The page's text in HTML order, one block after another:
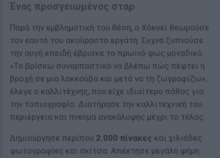
Ένας προσγειωμένος σταρ
Παρά την εμβληματική του θέση, ο Χόκνεϊ θεωρούσε
τον εαυτό του ακούραστο εργάτη. Συχνά ξυπνούσε
την αυγή επειδή έβρισκε το πρωινό φως μοναδικό.
«Το βρίσκω συναρπαστικό να βλέπω πώς πέφτει η
βροχή σε μια λακκούβα και μετά να τη ζωγραφίζω»,
έλεγε ο καλλιτέχνης, που είχε ιδιαίτερο πάθος για
την τοπιογραφία. Διατήρησε την καλλιτεχνική του
περιέργεια και πνεύμα ανακάλυψης μέχρι το τέλος.
Δημιούργησε περίπου 2.000 πίνακες και χιλιάδες
φωτογραφίες και σκίτσα. Απέκτησε μεγάλη φήμη